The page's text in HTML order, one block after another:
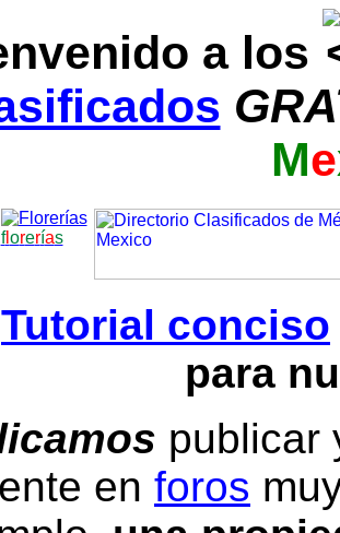
a los
Me
florerías
Tutorial conciso
para
publicar
en foros